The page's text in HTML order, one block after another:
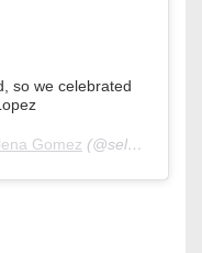
so we celebrated
Gomez (@selenagomez) a